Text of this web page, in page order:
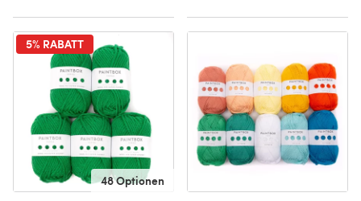
5% RABATT
48 Optionen